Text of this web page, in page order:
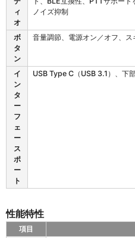
ィ
オ
ノイズ抑制
ボ
タ
ン
音量調節、電源オン／オフ、
イ
ン
タ
ー
フ
ェ
ー
ス
ポ
ー
ト
USB Type C（USB 3.1）、下
性能特性
項目